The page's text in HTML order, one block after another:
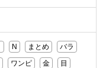
N まとめ
バラ
ワンピ 金
目